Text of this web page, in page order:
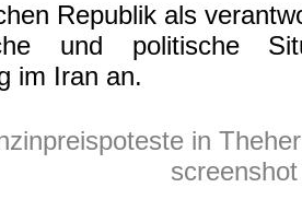
Republik als
und politische
im Iran an.
in
screenshot